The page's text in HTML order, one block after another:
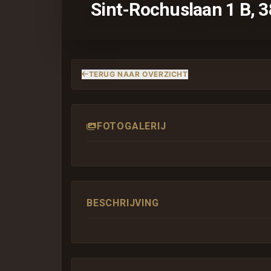
Sint-Rochuslaan 1 B,
TERUG NAAR OVERZICHT
FOTOGALERIJ
BESCHRIJVING